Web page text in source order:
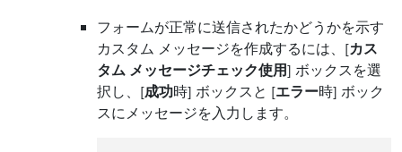
フォームが正常に送信されたかどうかを示す
カスタム メッセージを作成するには、[カス
タム メッセージチェック使用] ボックスを選
択し、[成功時] ボックスと [エラー時] ボック
スにメッセージを入力します。